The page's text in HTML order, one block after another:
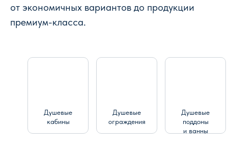
от экономичных вариантов до продукции
премиум-класса.
Душевые
кабины
Душевые
ограждения
Душевые
поддоны
и ванны